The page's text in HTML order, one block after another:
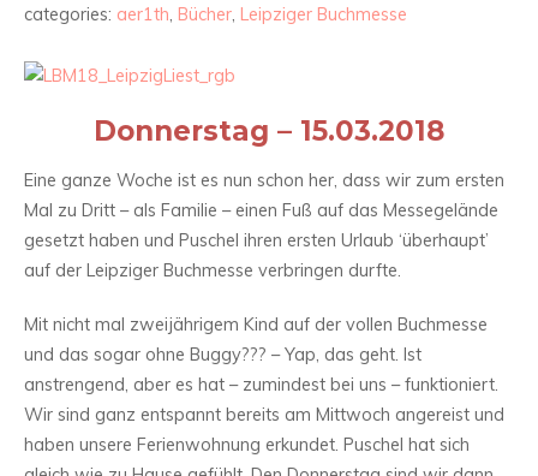
categories: aer1th, Bücher, Leipziger Buchmesse
Donnerstag – 15.03.2018
Eine ganze Woche ist es nun schon her, dass wir zum ersten
Mal zu Dritt – als Familie – einen Fuß auf das Messegelände
gesetzt haben und Puschel ihren ersten Urlaub ‘überhaupt’
auf der Leipziger Buchmesse verbringen durfte.
Mit nicht mal zweijährigem Kind auf der vollen Buchmesse
und das sogar ohne Buggy??? – Yap, das geht. Ist
anstrengend, aber es hat – zumindest bei uns – funktioniert.
Wir sind ganz entspannt bereits am Mittwoch angereist und
haben unsere Ferienwohnung erkundet. Puschel hat sich